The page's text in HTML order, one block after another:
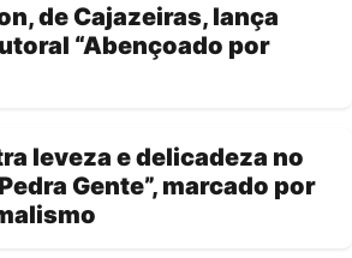
de Cajazeiras, lança
“Abençoado por
leveza e delicadeza no
Gente”, marcado por